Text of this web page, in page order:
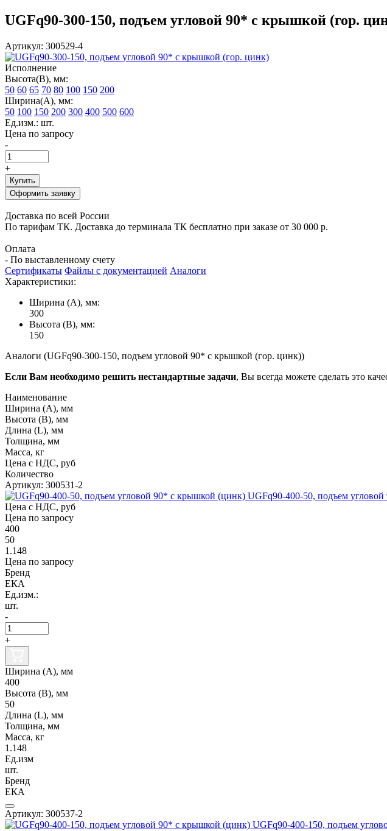
UGFq90-300-150, подъем угловой 90* с крышкой (гор.
Артикул: 300529-4
Исполнение
Высота(В), мм:
50 60 65 70 80 100 150 200
Ширина(А), мм:
50 100 150 200 300 400 500 600
Ед.изм.: шт.
Цена по запросу
-
+
Купить
Оформить заявку
Доставка по всей России
По тарифам ТК. Доставка до терминала ТК бесплатно при заказе от 30 000 р.
Оплата
- По выставленному счету
Сертификаты Файлы с документацией Аналоги
Характеристики:
Ширина (А), мм:
300
Высота (В), мм:
150
Аналоги (UGFq90-300-150, подъем угловой 90* с крышкой (гор. цинк))
Если Вам необходимо решить нестандартные задачи, Вы всегда можете сделать это
Наименование
Ширина (А), мм
Высота (В), мм
Длина (L), мм
Толщина, мм
Масса, кг
Цена с НДС, руб
Количество
Артикул: 300531-2
UGFq90-400-50, подъем
Цена с НДС, руб
Цена по запросу
400
50
1.148
Цена по запросу
Бренд
ЕКА
Ед.изм.:
шт.
-
+
Ширина (А), мм
400
Высота (В), мм
50
Длина (L), мм
Толщина, мм
Масса, кг
1.148
Ед.изм
шт.
Бренд
ЕКА
Артикул: 300537-2
UGFq90-400-150, подъем